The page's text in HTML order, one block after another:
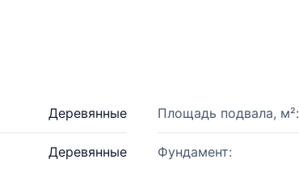
Деревянные Площадь подвала, м²:
Деревянные Фундамент: